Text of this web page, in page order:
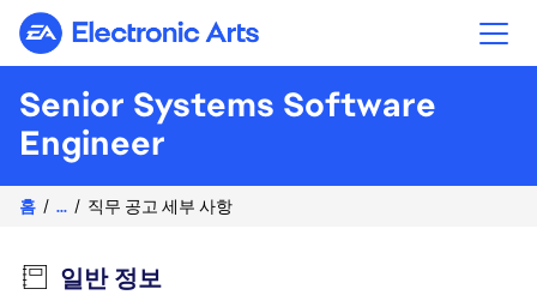
Electronic Arts
Senior Systems Software
Engineer
홈 ... 직무 공고 세부 사항
일반 정보